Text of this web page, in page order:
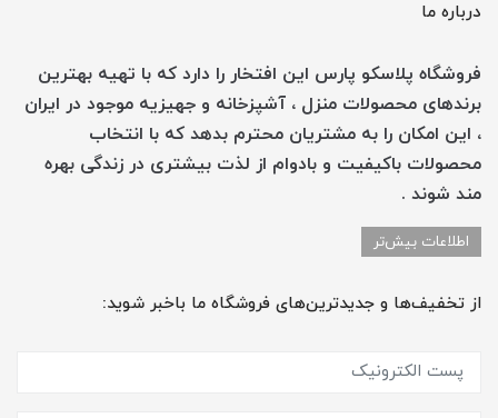
درباره ما
فروشگاه پلاسکو پارس این افتخار را دارد که با تهیه بهترین
برندهای محصولات منزل ، آشپزخانه و جهیزیه موجود در ایران
، این امکان را به مشتریان محترم بدهد که با انتخاب
محصولات باکیفیت و بادوام از لذت بیشتری در زندگی بهره
مند شوند .
اطلاعات بیش‌تر
از تخفیف‌ها و جدیدترین‌های فروشگاه ما باخبر شوید: